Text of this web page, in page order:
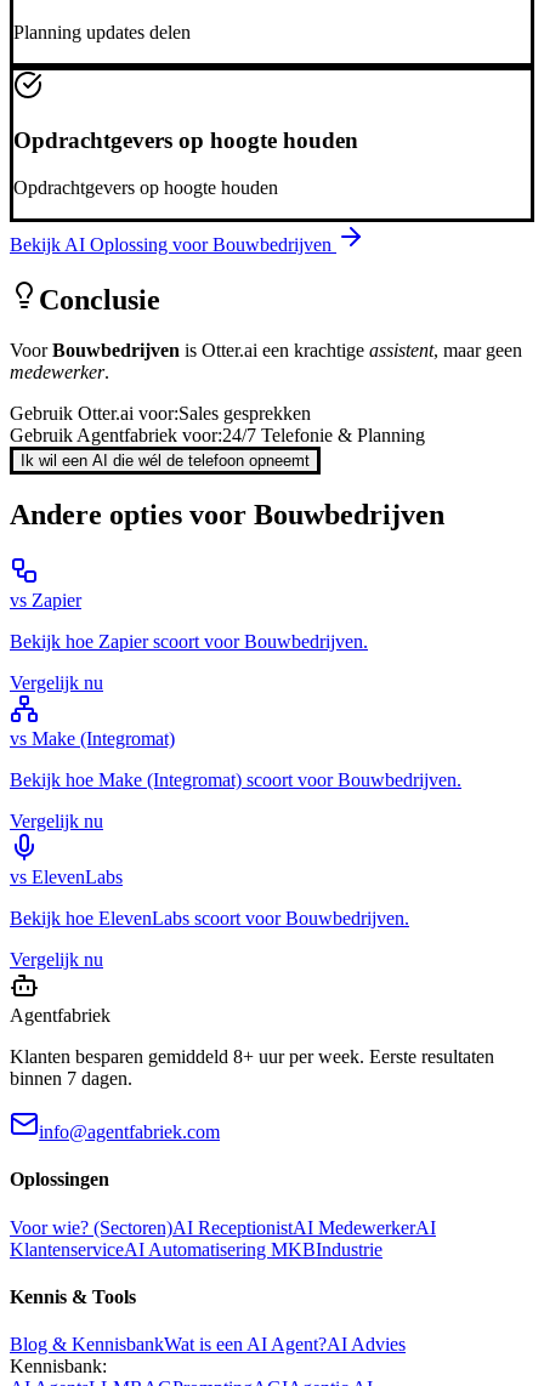
Planning updates delen
Opdrachtgevers op hoogte houden
Opdrachtgevers op hoogte houden
Bekijk AI Oplossing voorBouwbedrijven
Conclusie
VoorBouwbedrijven is Otter.ai een krachtige assistent, maar geen
medewerker.
Gebruik Otter.ai voor:Sales gesprekken
Gebruik Agentfabriek voor:24/7 Telefonie & Planning
Ik wil een AI die wél de telefoon opneemt
Andere opties voor Bouwbedrijven
vs Zapier
Bekijk hoe Zapierscoort voorBouwbedrijven.
Vergelijk nu
vs Make (Integromat)
Bekijk hoe Make (Integromat) scoort voorBouwbedrijven.
Vergelijk nu
vs ElevenLabs
Bekijk hoe ElevenLabs scoort voorBouwbedrijven.
Vergelijk nu
Agentfabriek
Klanten besparen gemiddeld 8+ uur per week. Eerste resultaten
binnen 7 dagen.
info@agentfabriek.com
Oplossingen
Voor wie? (Sectoren)AI ReceptionistAI MedewerkerAI
KlantenserviceAI Automatisering MKBIndustrie
Kennis & Tools
Blog & KennisbankWat is een AI Agent?AI Advies
Kennisbank: